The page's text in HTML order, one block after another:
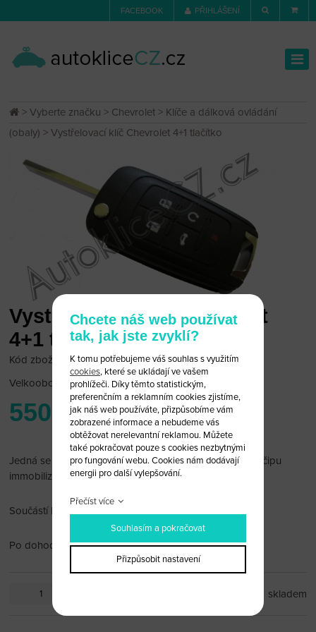
FACEBOOK PŘIHLÁŠENÍ
>Vyberte značku > Chevrolet > Klíče a dálková ovládání
(obaly) > Vystřelovací klíč Chevrolet 4+1 tlačítko
Vystřelovací klíč Chevrolet
4+1 tlačítko
Kód zboží: Chevrolet 19/17
Velkoobchodní cena: po přihlášení
550 Kč
Jedná se pouze o obal klíče bez dálkového ovládání a čipu
immobilizeru.
Součástí klíče je planžeta (HU100)
Po dohodě vám planžetu rádi vyfrézujeme.
skladem
Chcete náš web používat
tak, jak jste zvyklí?
K tomu potřebujeme váš souhlas s využitím
cookies, které se ukládají ve vašem
prohlížeči. Díky těmto statistickým,
preferenčním a reklamním cookies zjistíme,
jak náš web používáte, přizpůsobíme vám
zobrazené informace a nebudeme vás
obtěžovat nerelevantní reklamou. Můžete
také pokračovat pouze s cookies nezbytnými
pro fungování webu. Cookies nám dodávají
energii pro další vylepšování.
Přečíst více
Souhlasím a pokračovat
Přizpůsobit nastavení